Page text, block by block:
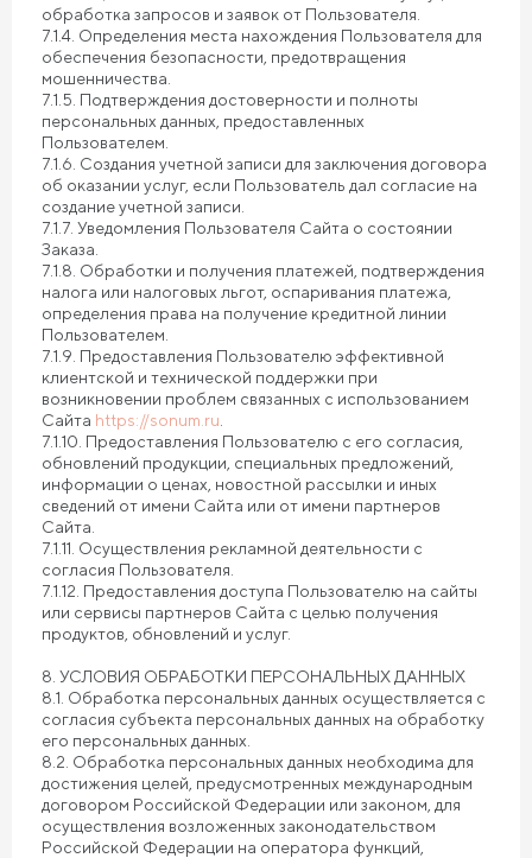
обработка запросов и заявок от Пользователя.
7.1.4. Определения места нахождения Пользователя для
обеспечения безопасности, предотвращения
мошенничества.
7.1.5. Подтверждения достоверности и полноты
персональных данных, предоставленных
Пользователем.
7.1.6. Создания учетной записи для заключения договора
об оказании услуг, если Пользователь дал согласие на
создание учетной записи.
7.1.7. Уведомления Пользователя Сайта о состоянии
Заказа.
7.1.8. Обработки и получения платежей, подтверждения
налога или налоговых льгот, оспаривания платежа,
определения права на получение кредитной линии
Пользователем.
7.1.9. Предоставления Пользователю эффективной
клиентской и технической поддержки при
возникновении проблем связанных с использованием
Сайта https://sonum.ru
7.1.10. Предоставления Пользователю с его согласия,
обновлений продукции, специальных предложений,
информации о ценах, новостной рассылки и иных
сведений от имени Сайта или от имени партнеров
Сайта.
7.1.11. Осуществления рекламной деятельности с
согласия Пользователя.
7.1.12. Предоставления доступа Пользователю на сайты
или сервисы партнеров Сайта с целью получения
продуктов, обновлений и услуг.
8. УСЛОВИЯ ОБРАБОТКИ ПЕРСОНАЛЬНЫХ ДАННЫХ
8.1. Обработка персональных данных осуществляется с
согласия субъекта персональных данных на обработку
его персональных данных.
8.2. Обработка персональных данных необходима для
достижения целей, предусмотренных международным
договором Российской Федерации или законом, для
осуществления возложенных законодательством
Российской Федерации на оператора функций,